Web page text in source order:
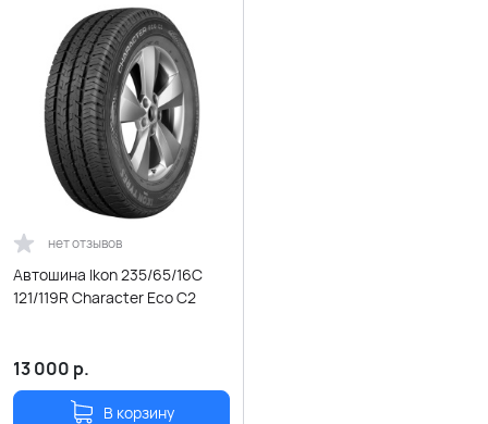
нет отзывов
Автошина Ikon 235/65/16C
121/119R Character Eco C2
13 000 р.
В корзину